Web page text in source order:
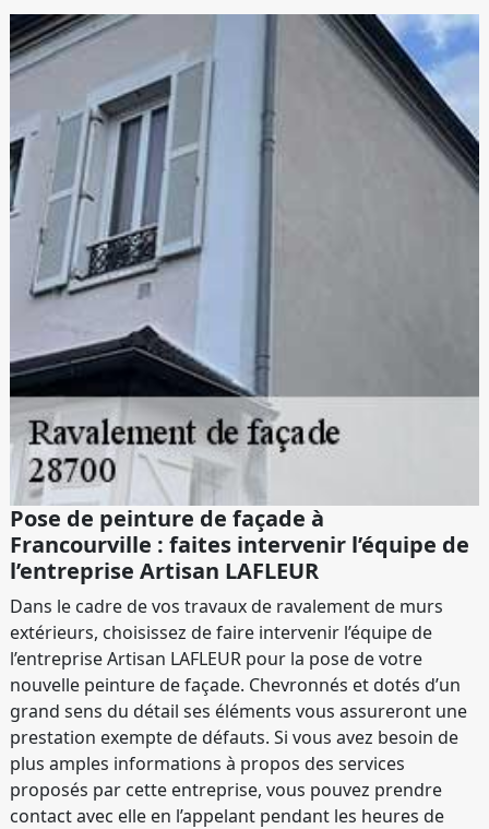
Pose de peinture de façade à
Francourville : faites intervenir l’équipe de
l’entreprise Artisan LAFLEUR
Dans le cadre de vos travaux de ravalement de murs
extérieurs, choisissez de faire intervenir l’équipe de
l’entreprise Artisan LAFLEUR pour la pose de votre
nouvelle peinture de façade. Chevronnés et dotés d’un
grand sens du détail ses éléments vous assureront une
prestation exempte de défauts. Si vous avez besoin de
plus amples informations à propos des services
proposés par cette entreprise, vous pouvez prendre
contact avec elle en l’appelant pendant les heures de